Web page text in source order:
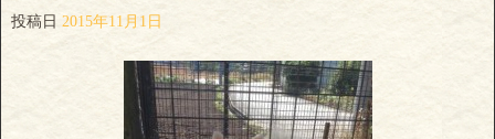
投稿日 2015年11月1日